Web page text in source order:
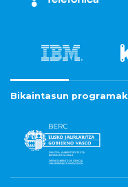
Bikaintasun programak